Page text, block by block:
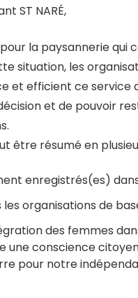
ST NARÉ,
la paysannerie
situation, les
efficient ce service
et de pouvoir
être résumé en
enregistrés(es)
organisations de
des femmes
une conscience
pour notre